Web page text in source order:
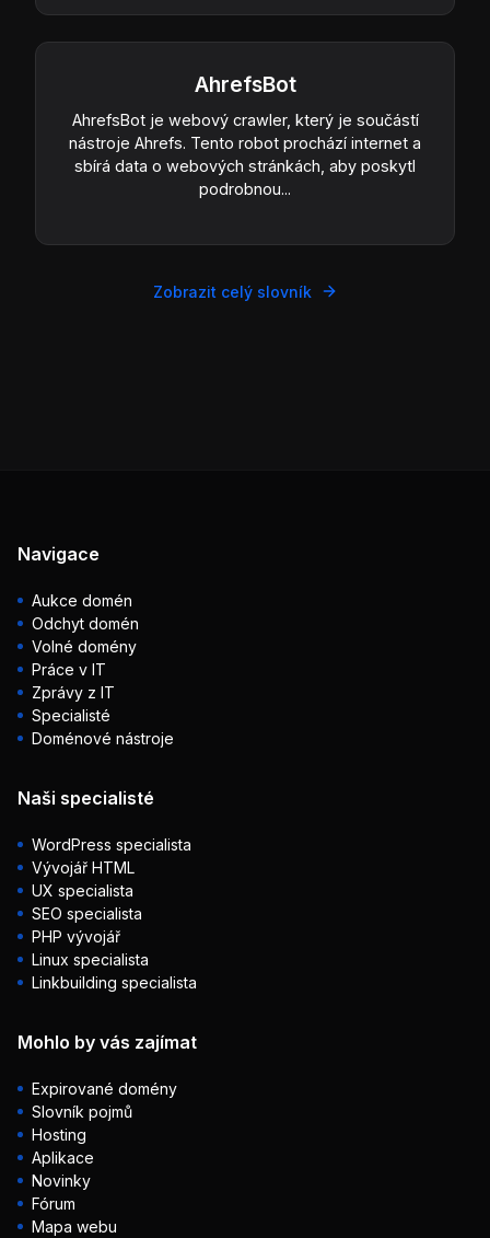
AhrefsBot
AhrefsBot je webový crawler, který je součástí
nástroje Ahrefs. Tento robot prochází internet a
sbírá data o webových stránkách, aby poskytl
podrobnou...
Zobrazit celý slovník
Navigace
Aukce domén
Odchyt domén
Volné domény
Práce v IT
Zprávy z IT
Specialisté
Doménové nástroje
Naši specialisté
WordPress specialista
Vývojář HTML
UX specialista
SEO specialista
PHP vývojář
Linux specialista
Linkbuilding specialista
Mohlo by vás zajímat
Expirované domény
Slovník pojmů
Hosting
Aplikace
Novinky
Fórum
Mapa webu